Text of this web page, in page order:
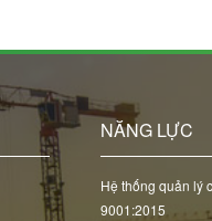
NĂNG LỰC
Hệ thống quản lý
9001:2015